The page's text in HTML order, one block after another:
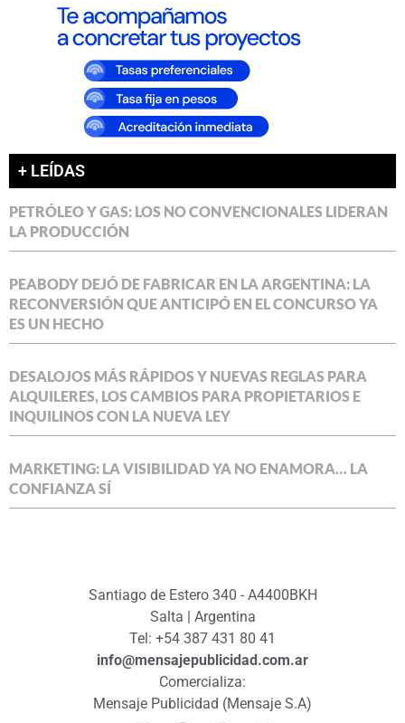
+ LEÍDAS
PETRÓLEO Y GAS: LOS NO CONVENCIONALES LIDERAN
LA PRODUCCIÓN
PEABODY DEJÓ DE FABRICAR EN LA ARGENTINA: LA
RECONVERSIÓN QUE ANTICIPÓ EN EL CONCURSO YA
ES UN HECHO
DESALOJOS MÁS RÁPIDOS Y NUEVAS REGLAS PARA
ALQUILERES, LOS CAMBIOS PARA PROPIETARIOS E
INQUILINOS CON LA NUEVA LEY
MARKETING: LA VISIBILIDAD YA NO ENAMORA… LA
CONFIANZA SÍ
Santiago de Estero 340 - A4400BKH
Salta | Argentina
Tel: +54 387 431 80 41
info@mensajepublicidad.com.ar
Comercializa:
Mensaje Publicidad (Mensaje S.A)